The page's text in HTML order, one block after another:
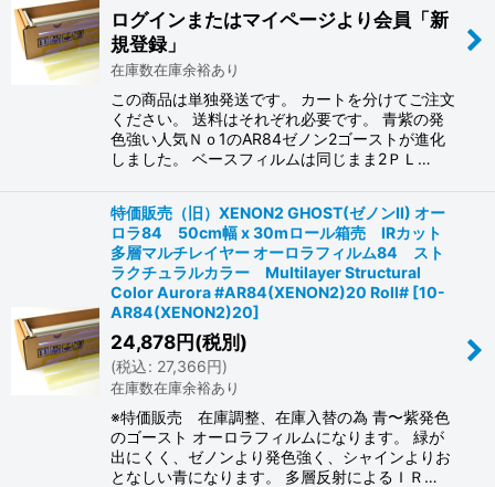
ログインまたはマイページより会員「新
規登録」
在庫数在庫余裕あり
この商品は単独発送です。 カートを分けてご注文
ください。 送料はそれぞれ必要です。 青紫の発
色強い人気Ｎｏ1のAR84ゼノン2ゴーストが進化
しました。 ベースフィルムは同じまま2ＰＬ…
特価販売（旧）XENON2 GHOST(ゼノンII) オー
ロラ84 50cm幅 x 30mロール箱売 IRカット
多層マルチレイヤー オーロラフィルム84 スト
ラクチュラルカラー Multilayer Structural
Color Aurora #AR84(XENON2)20 Roll# [10-
AR84(XENON2)20]
24,878円(税別)
(税込: 27,366円)
在庫数在庫余裕あり
※特価販売 在庫調整、在庫入替の為 青〜紫発色
のゴースト オーロラフィルムになります。 緑が
出にくく、ゼノンより発色強く、シャインよりお
となしい青になります。 多層反射によるＩＲ…